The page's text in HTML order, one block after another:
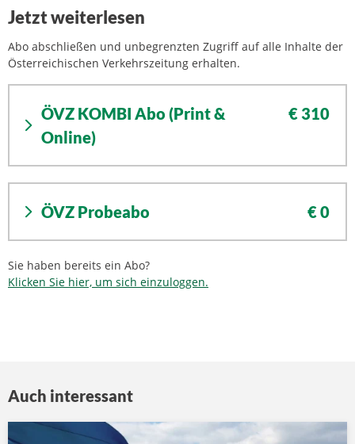
Jetzt weiterlesen
Abo abschließen und unbegrenzten Zugriff auf alle Inhalte der
Österreichischen Verkehrszeitung erhalten.
ÖVZ KOMBI Abo (Print &
Online)
€ 310
ÖVZ Probeabo € 0
Sie haben bereits ein Abo?
Klicken Sie hier, um sich einzuloggen.
Auch interessant